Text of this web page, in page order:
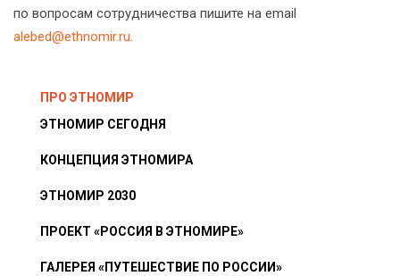
по вопросам сотрудничества пишите на email
alebed@ethnomir.ru.
ПРО ЭТНОМИР
ЭТНОМИР СЕГОДНЯ
КОНЦЕПЦИЯ ЭТНОМИРА
ЭТНОМИР 2030
ПРОЕКТ «РОССИЯ В ЭТНОМИРЕ»
ГАЛЕРЕЯ «ПУТЕШЕСТВИЕ ПО РОССИИ»